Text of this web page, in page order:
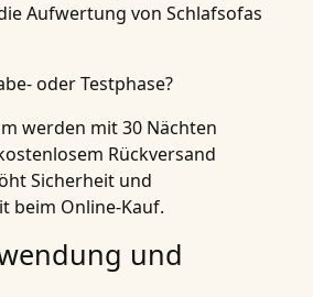
Aufwertung von Schlafsofas
oder Testphase?
werden mit 30 Nächten
Rückversand
Sicherheit und
beim Online-Kauf.
und